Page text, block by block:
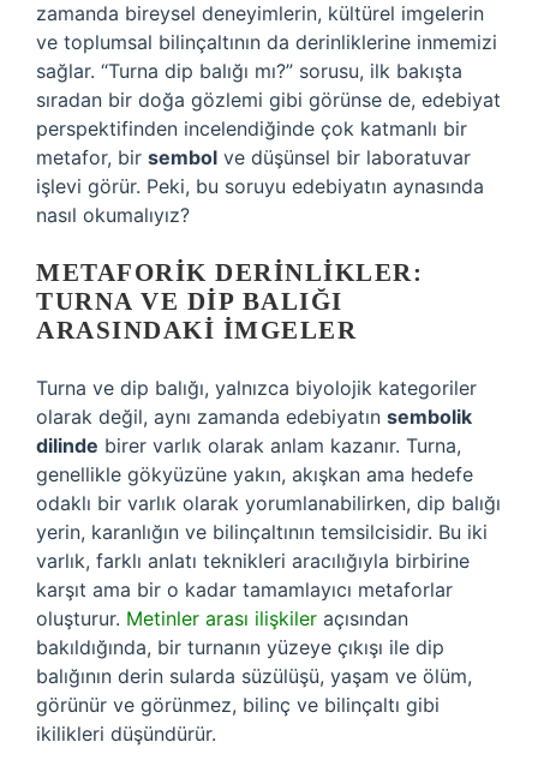
zamanda bireysel deneyimlerin, kültürel imgelerin
ve toplumsal bilinçaltının da derinliklerine inmemizi
sağlar. “Turna dip balığı mı?” sorusu, ilk bakışta
sıradan bir doğa gözlemi gibi görünse de, edebiyat
perspektifinden incelendiğinde çok katmanlı bir
metafor, bir sembol ve düşünsel bir laboratuvar
işlevi görür. Peki, bu soruyu edebiyatın aynasında
nasıl okumalıyız?
METAFORIK DERINLIKLER:
TURNA VE DIP BALIĞI
ARASINDAKI İMGELER
Turna ve dip balığı, yalnızca biyolojik kategoriler
olarak değil, aynı zamanda edebiyatın sembolik
dilinde birer varlık olarak anlam kazanır. Turna,
genellikle gökyüzüne yakın, akışkan ama hedefe
odaklı bir varlık olarak yorumlanabilirken, dip balığı
yerin, karanlığın ve bilinçaltının temsilcisidir. Bu iki
varlık, farklı anlatı teknikleri aracılığıyla birbirine
karşıt ama bir o kadar tamamlayıcı metaforlar
oluşturur. Metinler arası ilişkiler açısından
bakıldığında, bir turnanın yüzeye çıkışı ile dip
balığının derin sularda süzülüşü, yaşam ve ölüm,
görünür ve görünmez, bilinç ve bilinçaltı gibi
ikilikleri düşündürür.